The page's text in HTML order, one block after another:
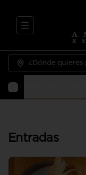
Abrir menu de
¿Dónde quieres
Entradas